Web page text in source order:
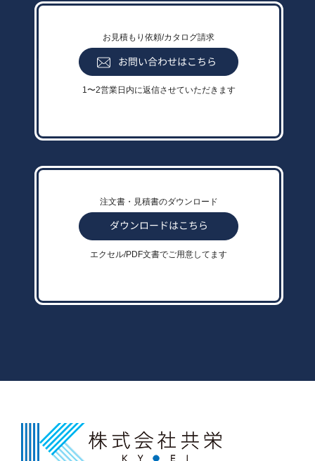
お見積もり依頼/カタログ請求
1〜2営業日内に返信させていただきます
注文書・見積書のダウンロード
エクセル/PDF文書でご用意してます